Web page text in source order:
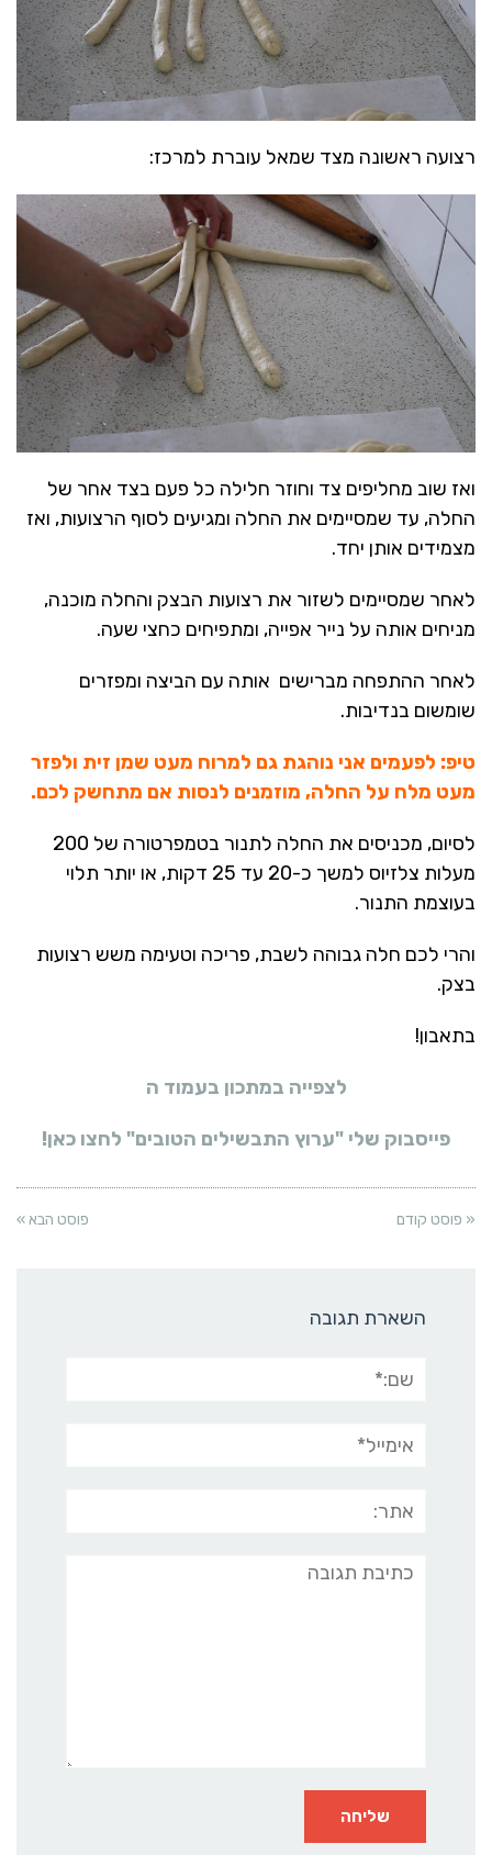
רצועה ראשונה מצד שמאל עוברת למרכז:
ואז שוב מחליפים צד וחוזר חלילה כל פעם בצד אחר של
החלה, עד שמסיימים את החלה ומגיעים לסוף הרצועות, ואז
מצמידים אותן יחד.
לאחר שמסיימים לשזור את רצועות הבצק והחלה מוכנה,
מניחים אותה על נייר אפייה, ומתפיחים כחצי שעה.
לאחר ההתפחה מברישים אותה עם הביצה ומפזרים
שומשום בנדיבות.
טיפ: לפעמים אני נוהגת גם למרוח מעט שמן זית ולפזר
מעט מלח על החלה, מוזמנים לנסות אם מתחשק לכם.
לסיום, מכניסים את החלה לתנור בטמפרטורה של 200
מעלות צלזיוס למשך כ-20 עד 25 דקות, או יותר תלוי
בעוצמת התנור.
והרי לכם חלה גבוהה לשבת, פריכה וטעימה משש רצועות
בצק.
בתאבון!
לצפייה במתכון בעמוד ה
פייסבוק שלי "ערוץ התבשילים הטובים" לחצו כאן!
« פוסט קודם פוסט הבא »
השארת תגובה
אימייל*
תגובה